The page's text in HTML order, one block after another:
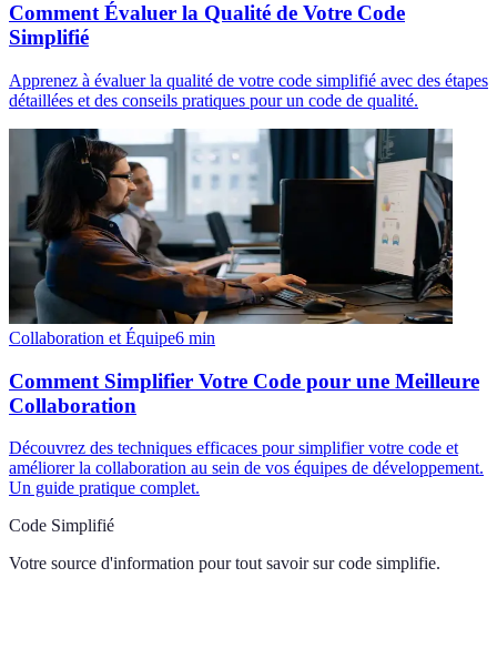
Comment Évaluer la Qualité de Votre Code
Simplifié
Apprenez à évaluer la qualité de votre code simplifié avec des étapes
détaillées et des conseils pratiques pour un code de qualité.
Collaboration et Équipe6 min
Comment Simplifier Votre Code pour une Meilleure
Collaboration
Découvrez des techniques efficaces pour simplifier votre code et
améliorer la collaboration au sein de vos équipes de développement.
Un guide pratique complet.
Code Simplifié
Votre source d'information pour tout savoir sur code simplifie.